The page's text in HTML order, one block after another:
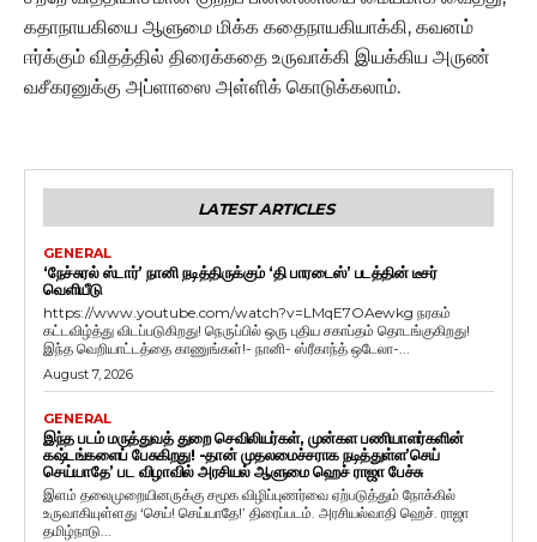
கதாநாயகியை ஆளுமை மிக்க கதைநாயகியாக்கி, கவனம்
ஈர்க்கும் விதத்தில் திரைக்கதை உருவாக்கி இயக்கிய அருண்
வசீகரனுக்கு அப்ளாஸை அள்ளிக் கொடுக்கலாம்.
LATEST ARTICLES
GENERAL
‘நேச்சுரல் ஸ்டார்’ நானி நடித்திருக்கும் ‘தி பாரடைஸ்’ படத்தின் டீசர்
வெளியீடு
https://www.youtube.com/watch?v=LMqE7OAewkg நரகம்
கட்டவிழ்த்து விடப்படுகிறது! நெருப்பில் ஒரு புதிய சகாப்தம் தொடங்குகிறது!
இந்த வெறியாட்டத்தை காணுங்கள்!- நானி- ஸ்ரீகாந்த் ஒடேலா-...
August 7, 2026
GENERAL
இந்த படம் மருத்துவத் துறை செவிலியர்கள், முன்கள பணியாளர்களின்
கஷ்டங்களைப் பேசுகிறது! -தான் முதலமைச்சராக நடித்துள்ள’செய்
செய்யாதே’ பட விழாவில் அரசியல் ஆளுமை ஹெச் ராஜா பேச்சு
இளம் தலைமுறையினருக்கு சமூக விழிப்புணர்வை ஏற்படுத்தும் நோக்கில்
உருவாகியுள்ளது ‘செய்! செய்யாதே!’ திரைப்படம். அரசியல்வாதி ஹெச். ராஜா
தமிழ்நாடு...